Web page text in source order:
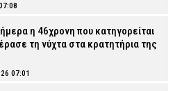
η 46χρονη που κατηγορείται
τη νύχτα στα κρατητήρια της
07:01